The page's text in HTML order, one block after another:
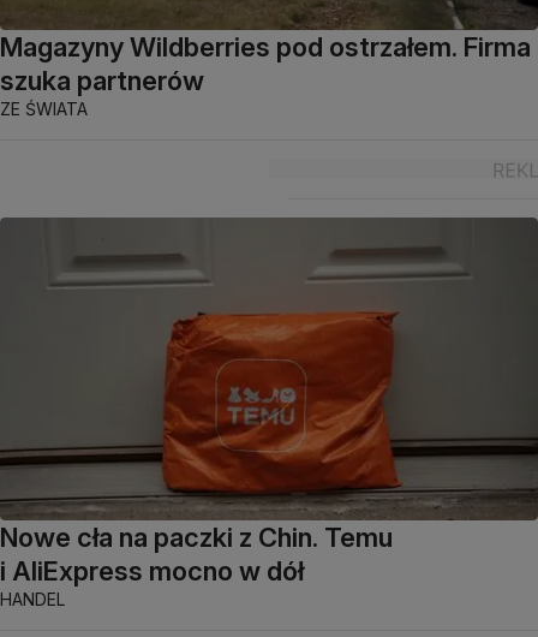
Magazyny Wildberries pod ostrzałem. Firma
szuka partnerów
ZE ŚWIATA
Nowe cła na paczki z Chin. Temu
i AliExpress mocno w dół
HANDEL